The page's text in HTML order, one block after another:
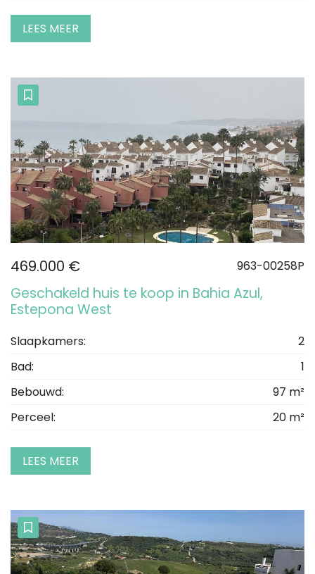
LEES MEER
469.000 € 963-00258P
Geschakeld huis te koop in Bahia Azul,
Estepona West
Slaapkamers:
2
Bad:
1
Bebouwd:
97 m²
Perceel:
20 m²
LEES MEER